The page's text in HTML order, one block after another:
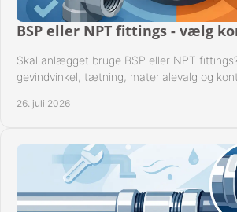
BSP eller NPT fittings - vælg
Skal anlægget bruge BSP eller NPT
gevindvinkel, tætning, materialevalg og
26. juli 2026